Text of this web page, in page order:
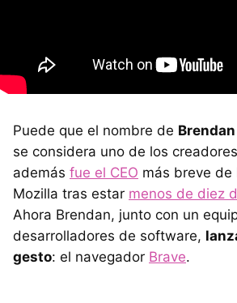
Puede que el nombre de
se considera uno de los
además fue el CEO más breve de
Mozilla tras estar menos de diez
Ahora Brendan, junto con un
desarrolladores de software,
gesto: el navegador Brave.